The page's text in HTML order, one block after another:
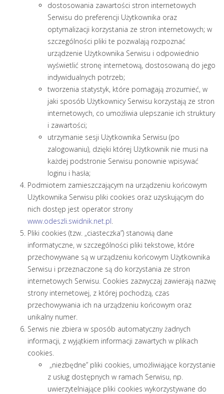
dostosowania zawartości stron internetowych
Serwisu do preferencji Użytkownika oraz
optymalizacji korzystania ze stron internetowych; w
szczególności pliki te pozwalają rozpoznać
urządzenie Użytkownika Serwisu i odpowiednio
wyświetlić stronę internetową, dostosowaną do jego
indywidualnych potrzeb;
tworzenia statystyk, które pomagają zrozumieć, w
jaki sposób Użytkownicy Serwisu korzystają ze stron
internetowych, co umożliwia ulepszanie ich struktury
i zawartości;
utrzymanie sesji Użytkownika Serwisu (po
zalogowaniu), dzięki której Użytkownik nie musi na
każdej podstronie Serwisu ponownie wpisywać
loginu i hasła;
Podmiotem zamieszczającym na urządzeniu końcowym
Użytkownika Serwisu pliki cookies oraz uzyskującym do
nich dostęp jest operator strony
www.odeszli.swidnik.net.pl.
Pliki cookies (tzw. „ciasteczka”) stanowią dane
informatyczne, w szczególności pliki tekstowe, które
przechowywane są w urządzeniu końcowym Użytkownika
Serwisu i przeznaczone są do korzystania ze stron
internetowych Serwisu. Cookies zazwyczaj zawierają nazwę
strony internetowej, z której pochodzą, czas
przechowywania ich na urządzeniu końcowym oraz
unikalny numer.
Serwis nie zbiera w sposób automatyczny żadnych
informacji, z wyjątkiem informacji zawartych w plikach
cookies.
„niezbędne” pliki cookies, umożliwiające korzystanie
z usług dostępnych w ramach Serwisu, np.
uwierzytelniające pliki cookies wykorzystywane do